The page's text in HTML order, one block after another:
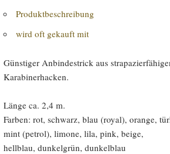
Produktbeschreibung
wird oft gekauft mit
Günstiger Anbindestrick aus
Karabinerhacken.
Länge ca. 2,4 m.
Farben: rot, schwarz, blau (royal), orange,
mint (petrol), limone, lila, pink, beige,
hellblau, dunkelgrün, dunkelblau